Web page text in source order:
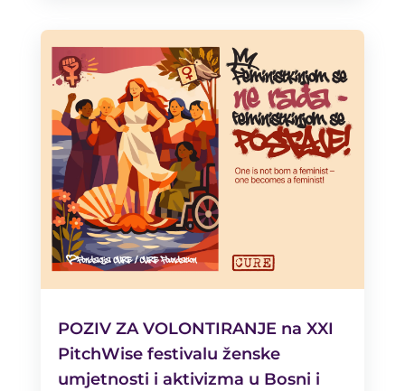
POZIV ZA VOLONTIRANJE na XXI
PitchWise festivalu ženske
umjetnosti i aktivizma u Bosni i